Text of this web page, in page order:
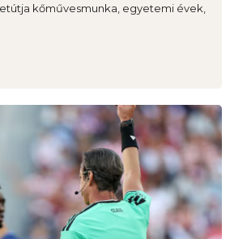
kőművesmunka, egyetemi évek,